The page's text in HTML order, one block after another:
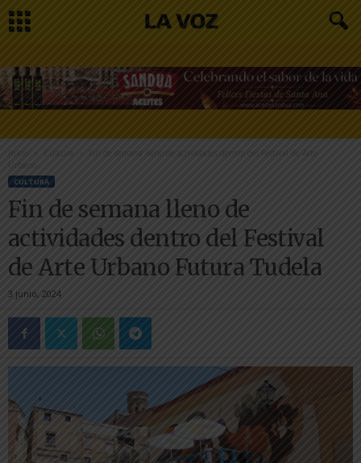
Inicio Cultura
Fin de semana lleno de actividades dentro del Festival de Arte
Urbano...
CULTURA
Fin de semana lleno de
actividades dentro del Festival
de Arte Urbano Futura Tudela
3 junio, 2024